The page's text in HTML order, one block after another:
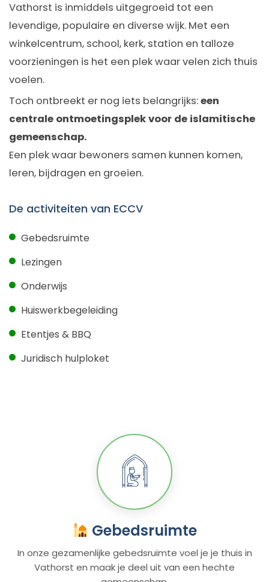
Vathorst is inmiddels uitgegroeid tot een
levendige, populaire en diverse wijk. Met een
winkelcentrum, school, kerk, station en talloze
voorzieningen is het een plek waar velen zich thuis
voelen.
Toch ontbreekt er nog iets belangrijks:een
centrale ontmoetingsplek voor de islamitische
gemeenschap.
Een plek waar bewoners samen kunnen komen,
leren, bijdragen en groeien.
De activiteiten van ECCV
Gebedsruimte
Lezingen
Onderwijs
Huiswerkbegeleiding
Etentjes & BBQ
Juridisch hulploket
Gebedsruimte
In onze gezamenlijke gebedsruimte voel je je thuis in
Vathorst en maak je deel uit van een hechte